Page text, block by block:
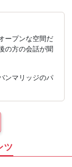
ープンな空間だ
の方の会話が聞
ンマリッジのパ
ツ